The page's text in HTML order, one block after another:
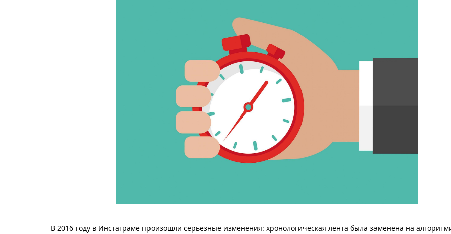
В 2016 году в Инстаграме произошли серьезные изменения: хронологическая лента была заменена на